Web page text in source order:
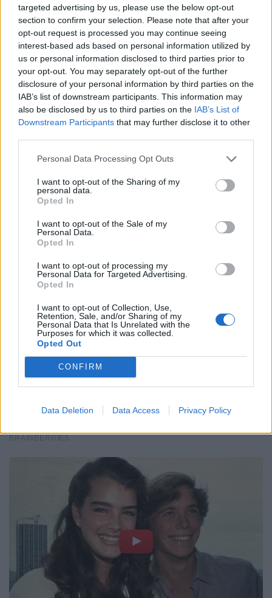
targeted advertising by us, please use the below opt-out
section to confirm your selection. Please note that after your
opt-out request is processed you may continue seeing
interest-based ads based on personal information utilized by
us or personal information disclosed to third parties prior to
your opt-out. You may separately opt-out of the further
disclosure of your personal information by third parties on the
IAB’s list of downstream participants. This information may
also be disclosed by us to third parties on the IAB’s List of
Downstream Participants that may further disclose it to other
Personal Data Processing Opt Outs
I want to opt-out of the Sharing of my
personal data.
Opted In
I want to opt-out of the Sale of my
Personal Data.
Opted In
I want to opt-out of processing my
Personal Data for Targeted Advertising.
Opted In
I want to opt-out of Collection, Use,
Retention, Sale, and/or Sharing of my
Personal Data that Is Unrelated with the
Purposes for which it was collected.
Opted Out
CONFIRM
Data Deletion Data Access Privacy Policy